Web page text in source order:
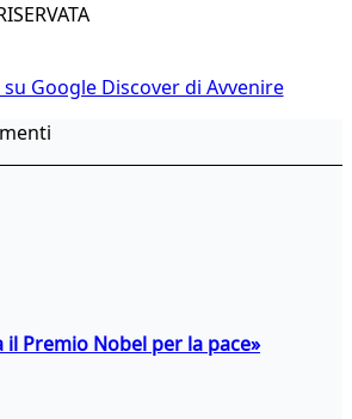
Google Discover di Avvenire
il Premio Nobel per la pace»